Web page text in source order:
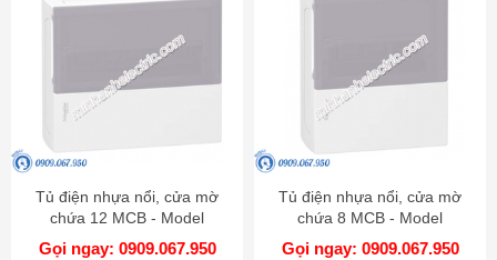
Tủ điện nhựa nổi, cửa mờ
chứa 12 MCB - Model
MIP12112T
Gọi ngay: 0909.067.950
Tủ điện nhựa nổi, cửa mờ
chứa 8 MCB - Model
MIP12108T
Gọi ngay: 0909.067.950